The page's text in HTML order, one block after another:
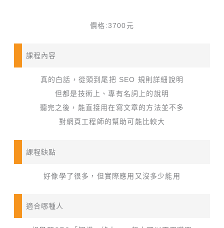
價格:3700元
課程內容
真的白話，從頭到尾把 SEO 規則詳細說明
但都是技術上、專有名詞上的說明
聽完之後，能直接用在寫文章的方法並不多
對網頁工程師的幫助可能比較大
課程缺點
好像學了很多，但實際應用又沒多少能用
適合哪種人